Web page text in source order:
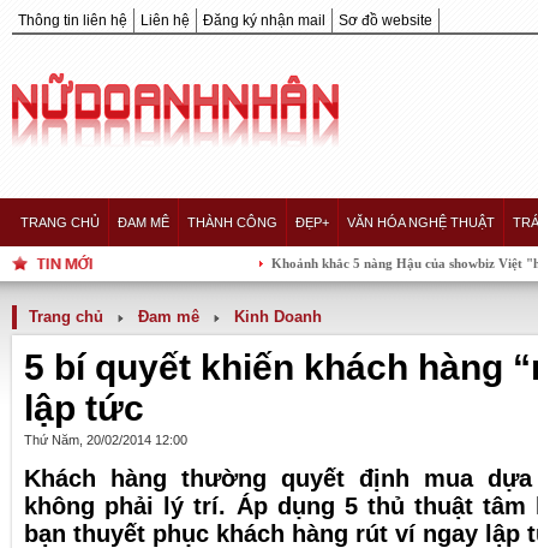
Thông tin liên hệ Liên hệ Đăng ký nhận mail Sơ đồ website
TRANG CHỦ ĐAM MÊ THÀNH CÔNG ĐẸP+ VĂN HÓA NGHỆ THUẬT
Khoảnh khắc 5 nàng Hậu của showbiz Việt "hội tụ"
Trang chủ Đam mê Kinh Doanh
5 bí quyết khiến khách hàng
lập tức
Thứ Năm, 20/02/2014 12:00
Khách hàng thường quyết định mua
không phải lý trí. Áp dụng 5 thủ thuật
bạn thuyết phục khách hàng rút ví ngay lập